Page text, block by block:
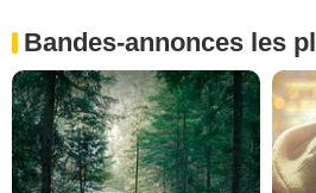
Bandes-annonces les